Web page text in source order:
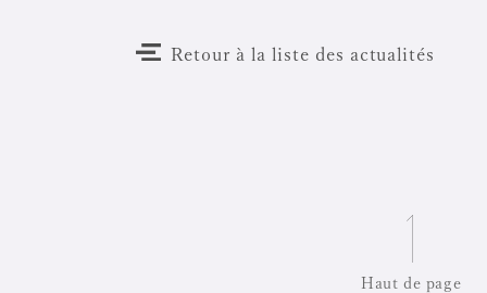
Retour à la liste des actualités
Haut de page